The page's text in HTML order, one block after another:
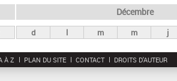
Décembre
d l m m j
À Z PLAN DU SITE CONTACT DROITS D'AUTEUR